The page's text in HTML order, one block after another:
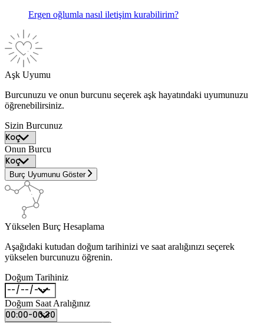
Ergen oğlumla nasıl iletişim kurabilirim?
Aşk Uyumu
Burcunuzu ve onun burcunu seçerek aşk hayatındaki uyumunuzu
öğrenebilirsiniz.
Sizin Burcunuz
Onun Burcu
Burç Uyumunu Göster
Yükselen Burç Hesaplama
Aşağıdaki kutudan doğum tarihinizi ve saat aralığınızı seçerek
yükselen burcunuzu öğrenin.
Doğum Tarihiniz
Doğum Saat Aralığınız